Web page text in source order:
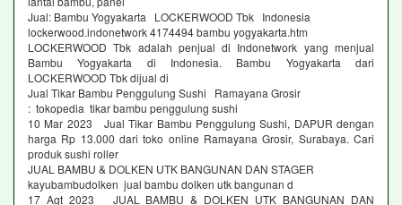
Jual: Bambu Yogyakarta LOCKERWOOD Tbk Indonesia
lockerwood.indonetwork 4174494 bambu yogyakarta.htm
LOCKERWOOD Tbk adalah penjual di Indonetwork yang menjual
Bambu Yogyakarta di Indonesia. Bambu Yogyakarta dari
LOCKERWOOD Tbk dijual di
Jual Tikar Bambu Penggulung Sushi Ramayana Grosir
: tokopedia tikar bambu penggulung sushi
10 Mar 2023 Jual Tikar Bambu Penggulung Sushi, DAPUR dengan
harga Rp 13.000 dari toko online Ramayana Grosir, Surabaya. Cari
produk sushi roller
JUAL BAMBU & DOLKEN UTK BANGUNAN DAN STAGER
kayubambudolken jual bambu dolken utk bangunan d
17 Agt 2023 JUAL BAMBU & DOLKEN UTK BANGUNAN DAN